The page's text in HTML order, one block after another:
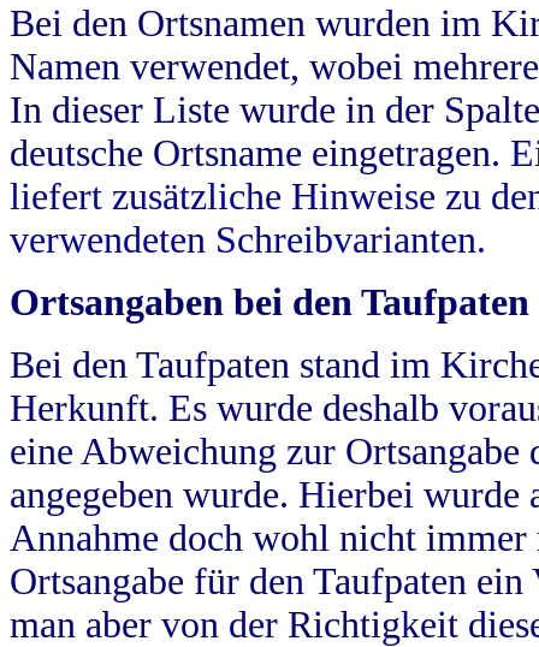
Bei den Ortsnamen wurden im
Namen verwendet, wobei
In dieser Liste wurde in der
deutsche Ortsname eingetragen.
liefert zusätzliche Hinweise zu
verwendeten Schreibvarianten.
Ortsangaben bei den Taufpaten
Bei den Taufpaten stand im
Herkunft. Es wurde deshalb
eine Abweichung zur
angegeben wurde. Hierbei wurde
Annahme doch wohl nicht
Ortsangabe für den Taufpaten
man aber von der Richtigkeit